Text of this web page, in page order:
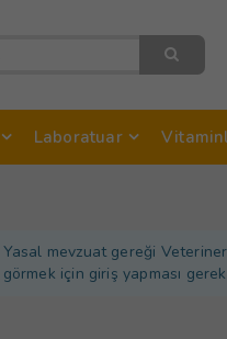
Laboratuar
Yasal mevzuat gereği Veteriner
görmek için giriş yapması